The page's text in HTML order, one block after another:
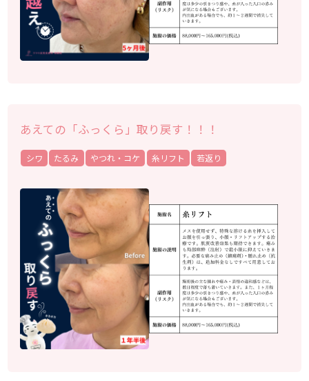
あえての「ふっくら」取り戻す！！！
シワ たるみ やつれ・コケ 糸リフト 若返り